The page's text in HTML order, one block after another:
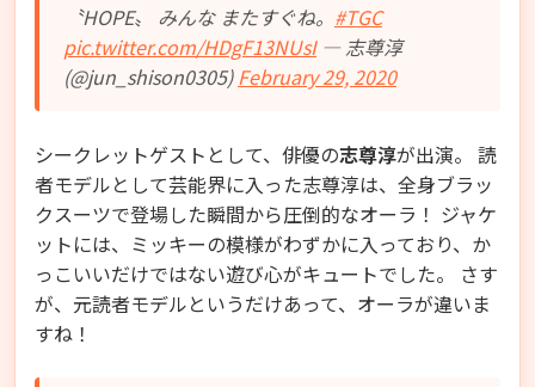
〝HOPE〟 みんな またすぐね。 #TGC
pic.twitter.com/HDgF13NUsI— 志尊淳
(@jun_shison0305) February 29, 2020
シークレットゲストとして、俳優の志尊淳が出演。 読
者モデルとして芸能界に入った志尊淳は、全身ブラッ
クスーツで登場した瞬間から圧倒的なオーラ！ ジャケ
ットには、ミッキーの模様がわずかに入っており、か
っこいいだけではない遊び心がキュートでした。 さす
が、元読者モデルというだけあって、オーラが違いま
すね！